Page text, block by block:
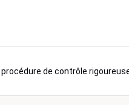
de contrôle